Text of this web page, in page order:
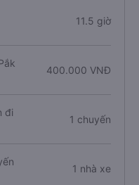
11.5 giờ
400.000 VNĐ
đi
1 chuyến
1 nhà xe